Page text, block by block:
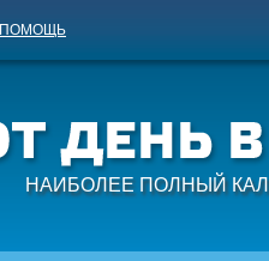
ПОМОЩЬ
НАИБОЛЕЕ ПОЛНЫЙ